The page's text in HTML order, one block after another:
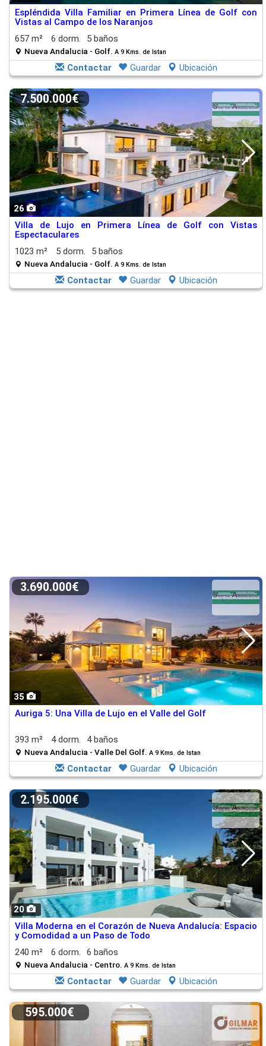
Espléndida Villa Familiar en Primera Línea de Golf con
Vistas al Campo de los Naranjos
657 m²
6 dorm. 5 baños
Nueva Andalucia - Golf. A 9 Kms. de Istan
Contactar Guardar Ubicación
26
7.500.000€
Villa de Lujo en Primera Línea de Golf con Vistas
Espectaculares
1023 m²
5 dorm. 5 baños
Nueva Andalucia - Golf. A 9 Kms. de Istan
Contactar Guardar Ubicación
35
3.690.000€
Auriga 5: Una Villa de Lujo en el Valle del Golf
393 m² 4 dorm. 4 baños
Nueva Andalucia - Valle Del Golf. A 9 Kms. de Istan
Contactar Guardar Ubicación
20
2.195.000€
Villa Moderna en el Corazón de Nueva Andalucía: Espacio
y Comodidad a un Paso de Todo
240 m²
6 dorm. 6 baños
Nueva Andalucia - Centro. A 9 Kms. de Istan
Contactar Guardar Ubicación
595.000€